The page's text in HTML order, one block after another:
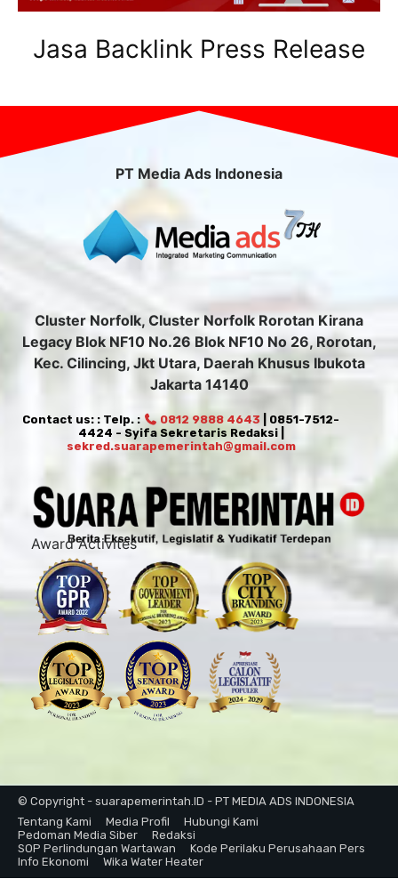
Jasa Backlink Press Release
PT Media Ads Indonesia
Cluster Norfolk, Cluster Norfolk Rorotan Kirana
Legacy Blok NF10 No.26 Blok NF10 No 26, Rorotan,
Kec. Cilincing, Jkt Utara, Daerah Khusus Ibukota
Jakarta 14140
Contact us: : Telp. : 0812 9888 4643 | 0851-7512-
4424 - Syifa Sekretaris Redaksi |
sekred.suarapemerintah@gmail.com
Award Activites
© Copyright - suarapemerintah.ID - PT MEDIA ADS INDONESIA
Tentang Kami
Media Profil
Hubungi Kami
Pedoman Media Siber
Redaksi
SOP Perlindungan Wartawan
Kode Perilaku Perusahaan Pers
Info Ekonomi
Wika Water Heater